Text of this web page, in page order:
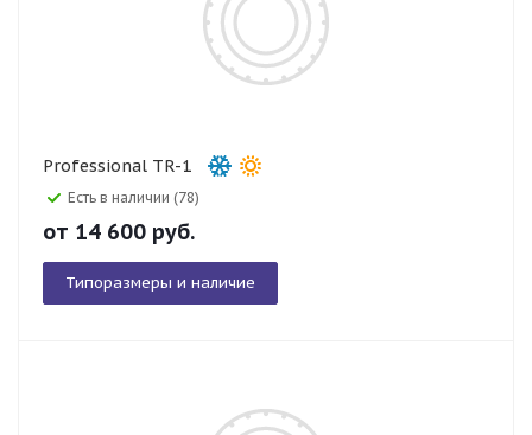
Professional TR-1
Есть в наличии (78)
от 14 600 руб.
Типоразмеры и наличие